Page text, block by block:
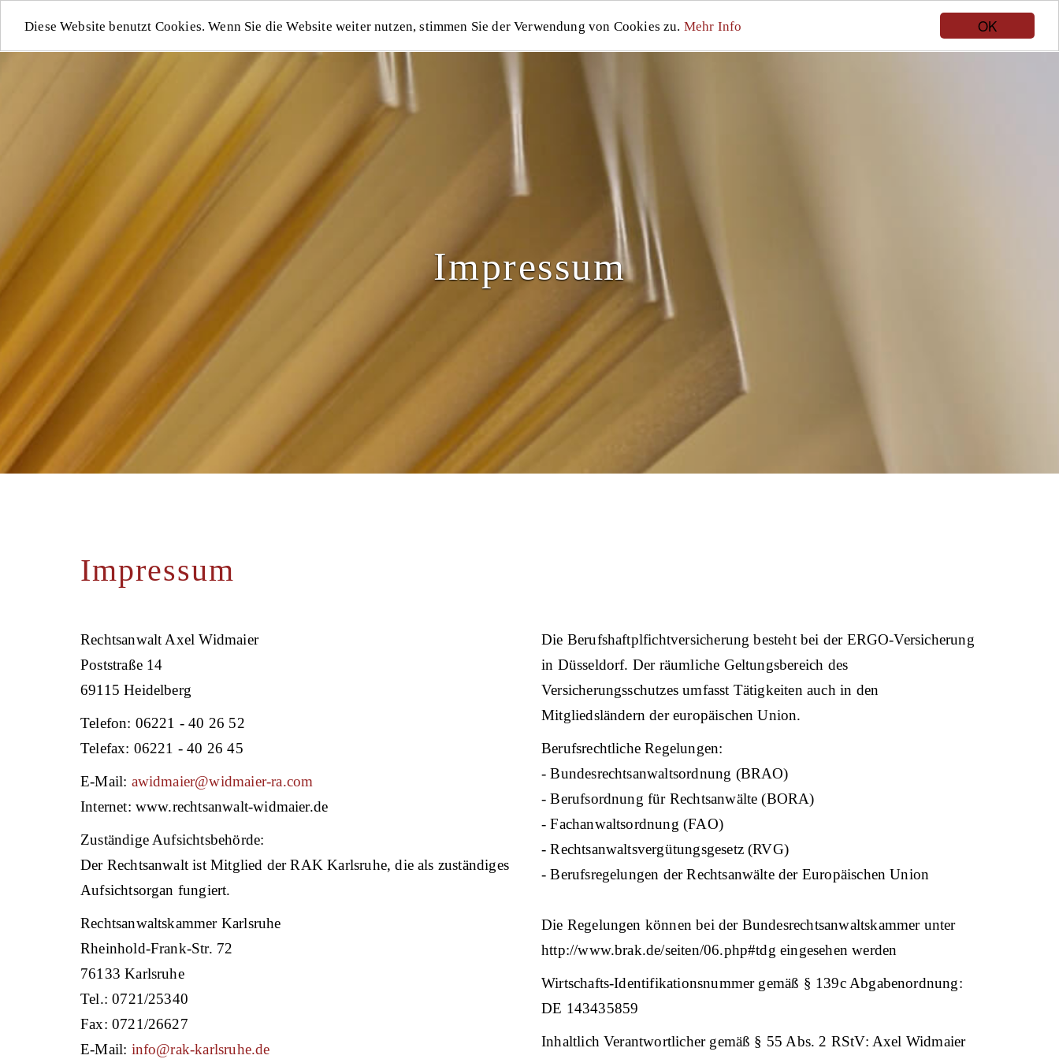
OK
Diese Website benutzt Cookies. Wenn Sie die Website weiter nutzen, stimmen Sie der Verwendung von Cookies zu. Mehr Info
START LEISTUNGEN
Impressum
Impressum
Rechtsanwalt Axel Widmaier
Poststraße 14
69115 Heidelberg
Telefon: 06221 - 40 26 52
Telefax: 06221 - 40 26 45
E-Mail: awidmaier@widmaier-ra.com
Internet: www.rechtsanwalt-widmaier.de
Zuständige Aufsichtsbehörde:
Der Rechtsanwalt ist Mitglied der RAK Karlsruhe, die als zuständiges
Aufsichtsorgan fungiert.
Rechtsanwaltskammer Karlsruhe
Rheinhold-Frank-Str. 72
76133 Karlsruhe
Tel.: 0721/25340
Fax: 0721/26627
E-Mail: info@rak-karlsruhe.de
Die Berufshaftplfichtversicherung besteht bei der ERGO-Versicherung
in Düsseldorf. Der räumliche Geltungsbereich des
Versicherungsschutzes umfasst Tätigkeiten auch in den
Mitgliedsländern der europäischen Union.
Berufsrechtliche Regelungen:
- Bundesrechtsanwaltsordnung (BRAO)
- Berufsordnung für Rechtsanwälte (BORA)
- Fachanwaltsordnung (FAO)
- Rechtsanwaltsvergütungsgesetz (RVG)
- Berufsregelungen der Rechtsanwälte der Europäischen Union
Die Regelungen können bei der Bundesrechtsanwaltskammer unter
http://www.brak.de/seiten/06.php#tdg eingesehen werden
Wirtschafts-Identifikationsnummer gemäß § 139c Abgabenordnung:
DE 143435859
Inhaltlich Verantwortlicher gemäß § 55 Abs. 2 RStV: Axel Widmaier